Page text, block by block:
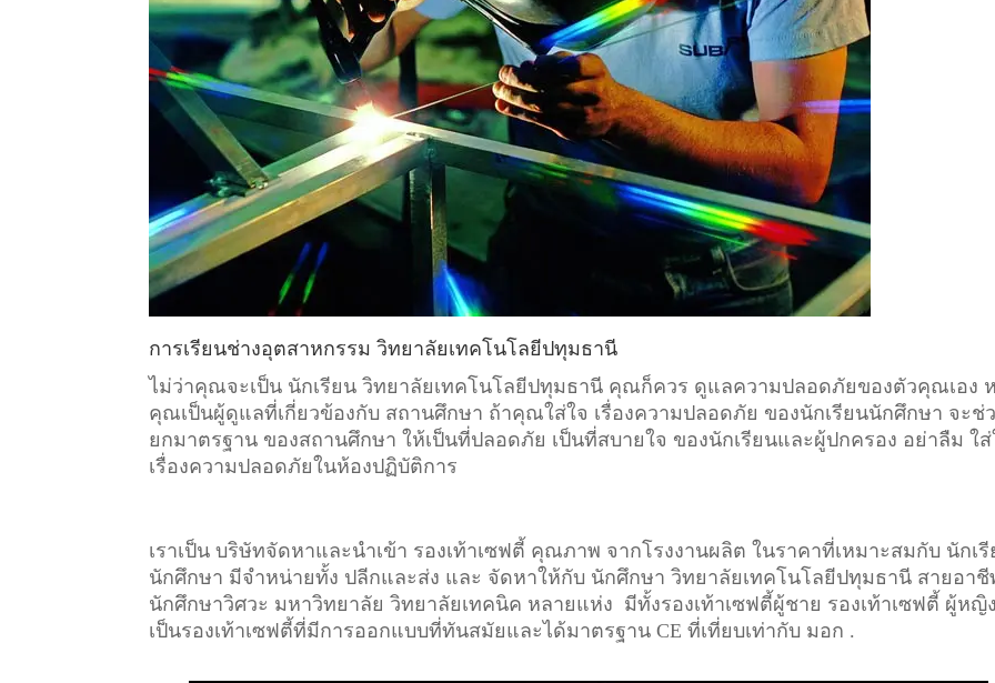
การเรียนช่างอุตสาหกรรม วิทยาลัยเทคโนโลยีปทุมธานี
ไม่ว่าคุณจะเป็น นักเรียน วิทยาลัยเทคโนโลยีปทุมธานี คุณก็ควร ดูแลความปลอดภัยของตัวคุณเอง
คุณเป็นผู้ดูแลที่เกี่ยวข้องกับ สถานศึกษา ถ้าคุณใส่ใจ เรื่องความปลอดภัย ของนักเรียนนักศึกษา จะช่
ยกมาตรฐาน ของสถานศึกษา ให้เป็นที่ปลอดภัย เป็นที่สบายใจ ของนักเรียนและผู้ปกครอง อย่าลืม ใส่
เรื่องความปลอดภัยในห้องปฏิบัติการ
เราเป็น บริษัทจัดหาและนำเข้า รองเท้าเซฟตี้ คุณภาพ จากโรงงานผลิต ในราคาที่เหมาะสมกับ นักเ
นักศึกษา มีจำหน่ายทั้ง ปลีกและส่ง และ จัดหาให้กับ นักศึกษา วิทยาลัยเทคโนโลยีปทุมธานี สายอาชี
นักศึกษาวิศวะ มหาวิทยาลัย วิทยาลัยเทคนิค หลายแห่ง มีทั้งรองเท้าเซฟตี้ผู้ชาย รองเท้าเซฟตี้ ผู้หญิ
เป็นรองเท้าเซฟตี้ที่มีการออกแบบที่ทันสมัยและได้มาตรฐาน CE ที่เที่ยบเท่ากับ มอก .